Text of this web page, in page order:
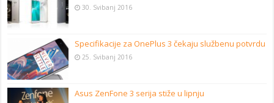
30. Svibanj 2016
Specifikacije za OnePlus 3 čekaju službenu potvrdu
25. Svibanj 2016
Asus ZenFone 3 serija stiže u lipnju